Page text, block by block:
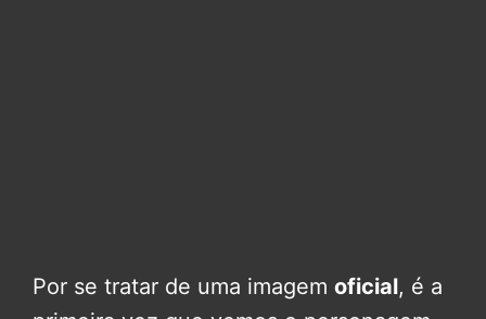
Por se tratar de uma imagem oficial, é a